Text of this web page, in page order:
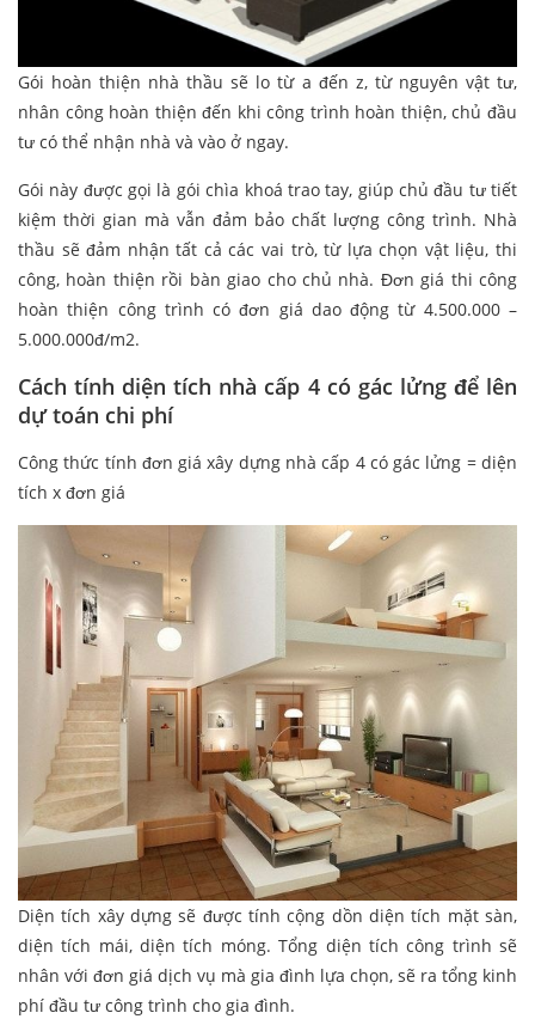
Gói hoàn thiện nhà thầu sẽ lo từ a đến z, từ nguyên vật tư,
nhân công hoàn thiện đến khi công trình hoàn thiện, chủ đầu
tư có thể nhận nhà và vào ở ngay.
Gói này được gọi là gói chìa khoá trao tay, giúp chủ đầu tư tiết
kiệm thời gian mà vẫn đảm bảo chất lượng công trình. Nhà
thầu sẽ đảm nhận tất cả các vai trò, từ lựa chọn vật liệu, thi
công, hoàn thiện rồi bàn giao cho chủ nhà. Đơn giá thi công
hoàn thiện công trình có đơn giá dao động từ 4.500.000 –
5.000.000đ/m2.
Cách tính diện tích nhà cấp 4 có gác lửng để lên
dự toán chi phí
Công thức tính đơn giá xây dựng nhà cấp 4 có gác lửng = diện
tích x đơn giá
Diện tích xây dựng sẽ được tính cộng dồn diện tích mặt sàn,
diện tích mái, diện tích móng. Tổng diện tích công trình sẽ
nhân với đơn giá dịch vụ mà gia đình lựa chọn, sẽ ra tổng kinh
phí đầu tư công trình cho gia đình.